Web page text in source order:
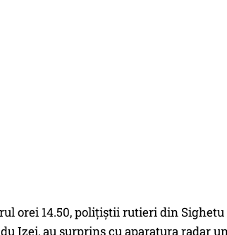
orei 14.50, polițiștii rutieri din
Izei, au surprins cu aparatura radar